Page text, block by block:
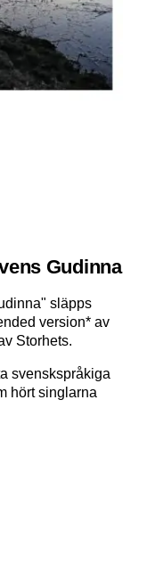
Gudinna
släpps
version* av
Storhets.
svenskspråkiga
hört singlarna